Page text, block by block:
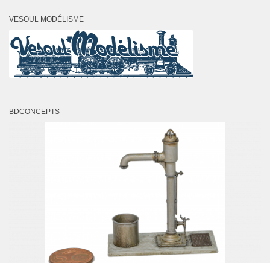
VESOUL MODÉLISME
BDCONCEPTS